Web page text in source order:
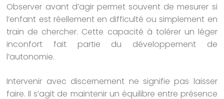
Observer avant d’agir permet souvent de mesurer si
l’enfant est réellement en difficulté ou simplement en
train de chercher. Cette capacité à tolérer un léger
inconfort fait partie du développement de
l’autonomie.
Intervenir avec discernement ne signifie pas laisser
faire. Il s’agit de maintenir un équilibre entre présence